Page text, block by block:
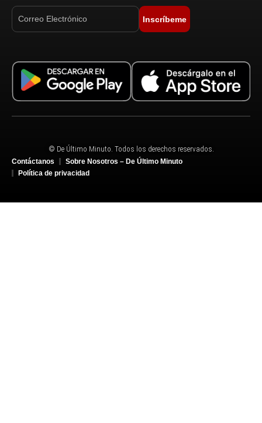
Inscríbeme
© De Último Minuto. Todos los derechos reservados.
Contáctanos
Sobre Nosotros – De Último Minuto
Política de privacidad